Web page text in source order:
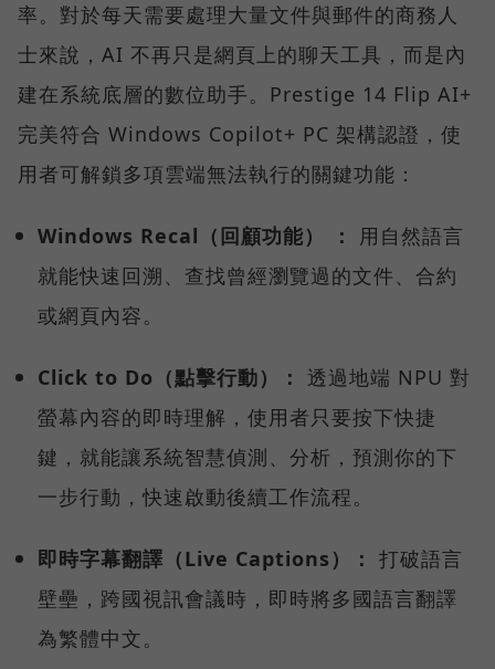
率。對於每天需要處理大量文件與郵件的商務人
士來說，AI 不再只是網頁上的聊天工具，而是內
建在系統底層的數位助手。Prestige 14 Flip AI+
完美符合 Windows Copilot+ PC 架構認證，使
用者可解鎖多項雲端無法執行的關鍵功能：
Windows Recal（回顧功能） ：
用自然語言
就能快速回溯、查找曾經瀏覽過的文件、合約
或網頁內容。
Click to Do（點擊行動）： 透過地端 NPU 對
螢幕內容的即時理解，使用者只要按下快捷
鍵，就能讓系統智慧偵測、分析，預測你的下
一步行動，快速啟動後續工作流程。
即時字幕翻譯（Live Captions）： 打破語言
壁壘，跨國視訊會議時，即時將多國語言翻譯
為繁體中文。